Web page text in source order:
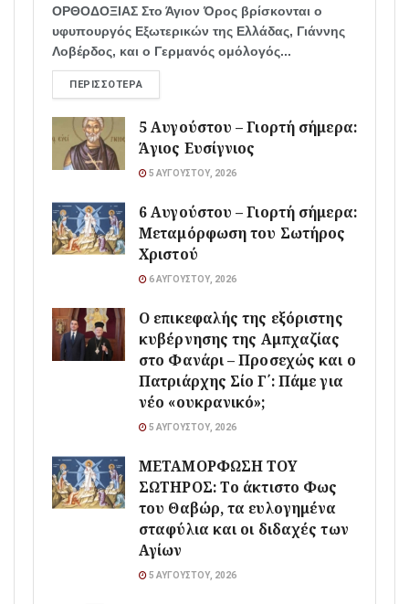
ΟΡΘΟΔΟΞΙΑΣ Στο Άγιον Όρος βρίσκονται ο
υφυπουργός Εξωτερικών της Ελλάδας, Γιάννης
Λοβέρδος, και ο Γερμανός ομόλογός...
ΠΕΡΙΣΣΌΤΕΡΑ
5 Αυγούστου – Γιορτή σήμερα:
Άγιος Ευσίγνιος
5 ΑΥΓΟΎΣΤΟΥ, 2026
6 Αυγούστου – Γιορτή σήμερα:
Μεταμόρφωση του Σωτήρος
Χριστού
6 ΑΥΓΟΎΣΤΟΥ, 2026
Ο επικεφαλής της εξόριστης
κυβέρνησης της Αμπχαζίας
στο Φανάρι – Προσεχώς και ο
Πατριάρχης Σίο Γ΄: Πάμε για
νέο «ουκρανικό»;
5 ΑΥΓΟΎΣΤΟΥ, 2026
ΜΕΤΑΜΟΡΦΩΣΗ ΤΟΥ
ΣΩΤΗΡΟΣ: Το άκτιστο Φως
του Θαβώρ, τα ευλογημένα
σταφύλια και οι διδαχές των
Αγίων
5 ΑΥΓΟΎΣΤΟΥ, 2026